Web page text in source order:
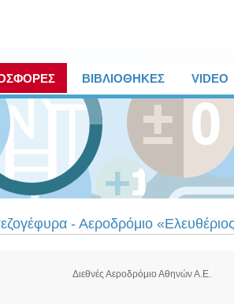
ΒΙΒΛΙΟΘΗΚΕΣ VIDEO
- Αεροδρόμιο
Διεθνές Αεροδρόμιο Αθηνών Α.Ε.